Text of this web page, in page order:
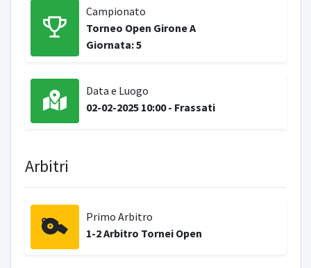
Campionato
Torneo Open Girone A
Giornata: 5
Data e Luogo
02-02-2025 10:00 - Frassati
Arbitri
Primo Arbitro
1-2 Arbitro Tornei Open